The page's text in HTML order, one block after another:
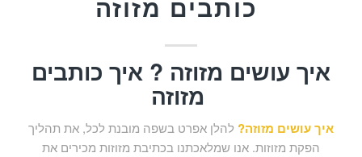
איך עושים מזוזה ? איך כותבים
איך עושים מזוזה? להלן אפרט בשפה מובנת לכל, את תהליך
הפקת מזוזות. אנו שמלאכתנו בכתיבת מזוזות מכירים את